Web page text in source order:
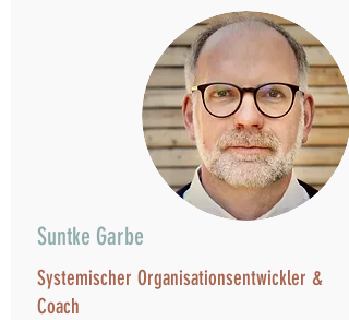
Suntke Garbe
Systemischer Organisationsentwickler &
Coach